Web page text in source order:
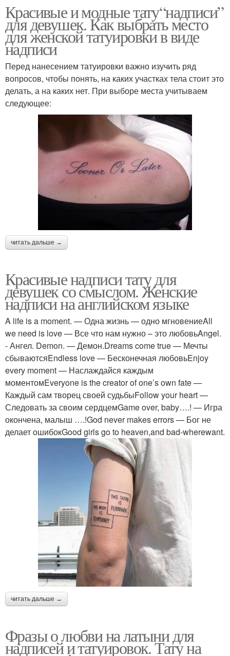
Красивые и модные тату“надписи”
для девушек. Как выбрать место
для женской татуировки в виде
надписи
Перед нанесением татуировки важно изучить ряд
вопросов, чтобы понять, на каких участках тела стоит это
делать, а на каких нет. При выборе места учитываем
следующее:
читать дальше →
Красивые надписи тату для
девушек со смыслом. Женские
надписи на английском языке
A life is a moment. — Одна жизнь — одно мгновениеAll
we need is love — Все что нам нужно – это любовьAngel.
- Ангел. Demon. — Демон.Dreams come true — Мечты
сбываютсяEndless love — Бесконечная любовьEnjoy
every moment — Наслаждайся каждым
моментомEveryone is the creator of one’s own fate —
Каждый сам творец своей судьбыFollow your heart —
Следовать за своим сердцемGame over, baby….! — Игра
окончена, малыш ….!God never makes errors — Бог не
делает ошибокGood girls go to heaven,and bad-wherewant.
читать дальше →
Фразы о любви на латыни для
надписей и татуировок. Тату на